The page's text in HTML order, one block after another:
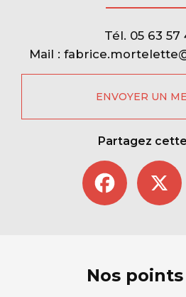
Tél. 05 63 57
Mail :
ENVOYER UN
Partagez
Facebook
Nos